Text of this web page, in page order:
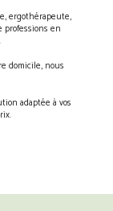
ergothérapeute,
professions en
domicile, nous
adaptée à vos